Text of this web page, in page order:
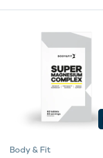
Body & Fit